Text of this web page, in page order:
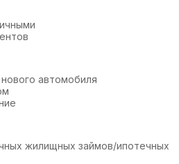
автомобиля
жилищных займов/ипотечных